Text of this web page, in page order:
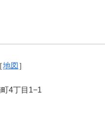
地図 ］
4丁目1−1